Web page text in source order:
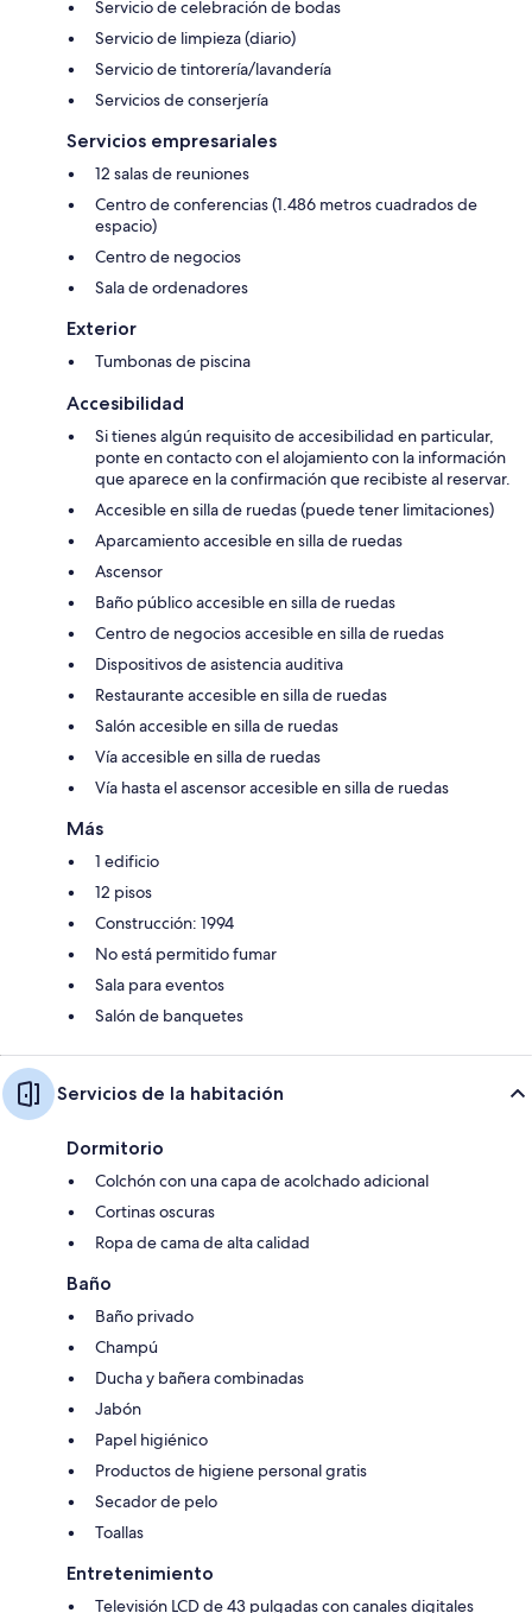
Servicio de celebración de bodas
Servicio de limpieza (diario)
Servicio de tintorería/lavandería
Servicios de conserjería
Servicios empresariales
12 salas de reuniones
Centro de conferencias (1.486 metros cuadrados de
espacio)
Centro de negocios
Sala de ordenadores
Exterior
Tumbonas de piscina
Accesibilidad
Si tienes algún requisito de accesibilidad en particular,
ponte en contacto con el alojamiento con la información
que aparece en la confirmación que recibiste al reservar.
Accesible en silla de ruedas (puede tener limitaciones)
Aparcamiento accesible en silla de ruedas
Ascensor
Baño público accesible en silla de ruedas
Centro de negocios accesible en silla de ruedas
Dispositivos de asistencia auditiva
Restaurante accesible en silla de ruedas
Salón accesible en silla de ruedas
Vía accesible en silla de ruedas
Vía hasta el ascensor accesible en silla de ruedas
Más
1 edificio
12 pisos
Construcción: 1994
No está permitido fumar
Sala para eventos
Salón de banquetes
Servicios de la habitación
Dormitorio
Colchón con una capa de acolchado adicional
Cortinas oscuras
Ropa de cama de alta calidad
Baño
Baño privado
Champú
Ducha y bañera combinadas
Jabón
Papel higiénico
Productos de higiene personal gratis
Secador de pelo
Toallas
Entretenimiento
Televisión LCD de 43 pulgadas con canales digitales